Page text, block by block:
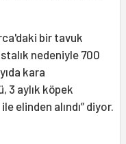
bir tavuk
nedeniyle 700
kara
3 aylık köpek
elinden alındı” diyor.